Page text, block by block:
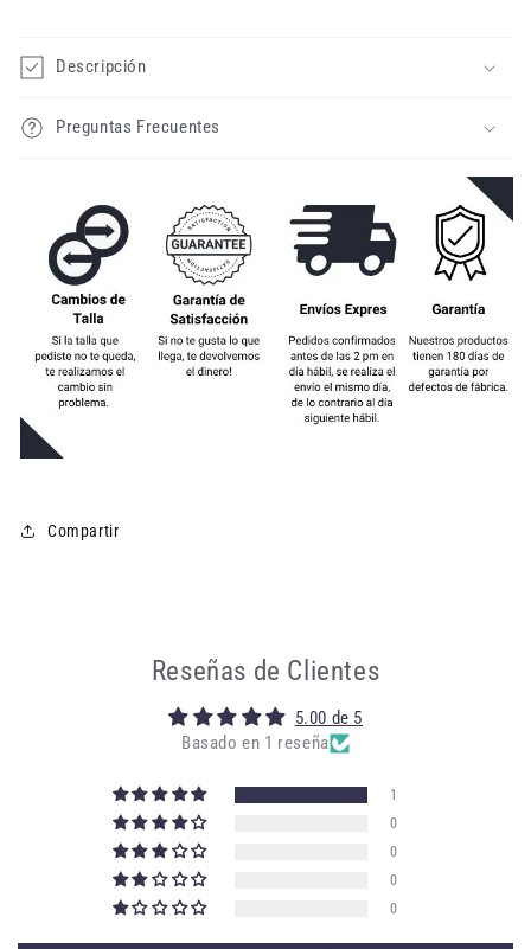
Descripción
Preguntas Frecuentes
Compartir
Reseñas de Clientes
5.00 de 5
Basado en 1 reseña
1
0
0
0
0